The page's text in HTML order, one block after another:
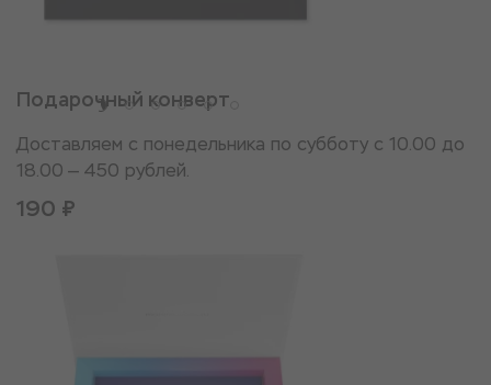
Подарочный конверт
Доставляем с понедельника по субботу с 10.00 до
18.00 — 450 рублей.
190 ₽